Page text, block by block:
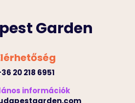
Garden
20 218 6951
információk